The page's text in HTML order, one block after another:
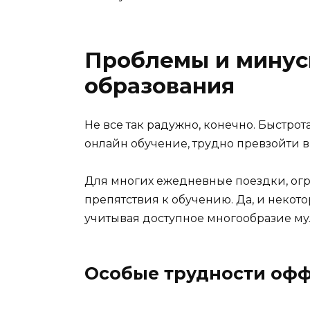
Проблемы и
образования
Не все так радужно, конечно.
онлайн обучение, трудно превзойти
Для многих ежедневные поездки,
препятствия к обучению. Да, и
учитывая доступное многообразие
Особые трудности